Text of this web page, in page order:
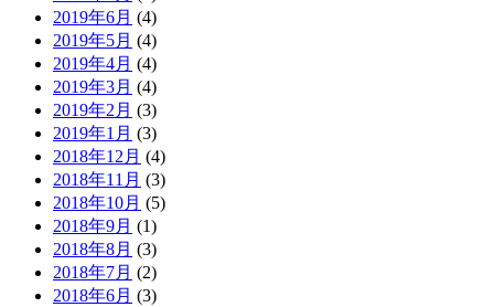
2019年6月 (4)
2019年5月 (4)
2019年4月 (4)
2019年3月 (4)
2019年2月 (3)
2019年1月 (3)
2018年12月 (4)
2018年11月 (3)
2018年10月 (5)
2018年9月 (1)
2018年8月 (3)
2018年7月 (2)
2018年6月 (3)